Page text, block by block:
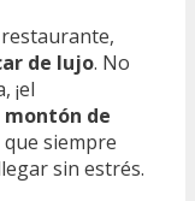
de lujo. No
¡el
de
que siempre
sin estrés.